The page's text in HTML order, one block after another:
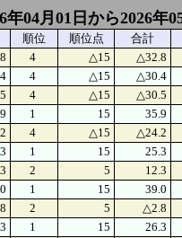
04月01日から2026年
順位 順位点
合計
4 △15
△32.8
4 △15
△30.4
4 △15
△30.5
1 15
35.9
4 △15
△24.2
1 15
25.3
2 5
12.3
1 15
39.0
2 5
△2.8
1 15
26.3